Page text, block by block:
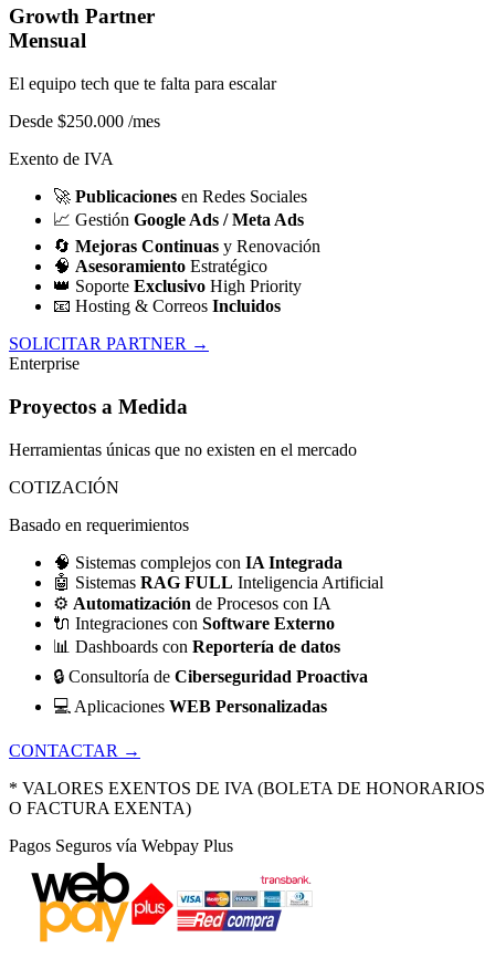
Growth Partner
Mensual
El equipo tech que te falta para escalar
Desde $250.000 /mes
Exento de IVA
🚀 Publicaciones en Redes Sociales
📈 Gestión Google Ads / Meta Ads
🔄 Mejoras Continuas y Renovación
🧠 Asesoramiento Estratégico
👑 Soporte Exclusivo High Priority
📧 Hosting & Correos Incluidos
SOLICITAR PARTNER →
Enterprise
Proyectos a Medida
Herramientas únicas que no existen en el mercado
COTIZACIÓN
Basado en requerimientos
🧠 Sistemas complejos con IA Integrada
🤖 Sistemas RAG FULL Inteligencia Artificial
⚙️ Automatización de Procesos con IA
🔌 Integraciones con Software Externo
📊 Dashboards con Reportería de datos
🔒 Consultoría de Ciberseguridad Proactiva
💻 Aplicaciones WEB Personalizadas
CONTACTAR →
* VALORES EXENTOS DE IVA (BOLETA DE HONORARIOS
O FACTURA EXENTA)
Pagos Seguros vía Webpay Plus